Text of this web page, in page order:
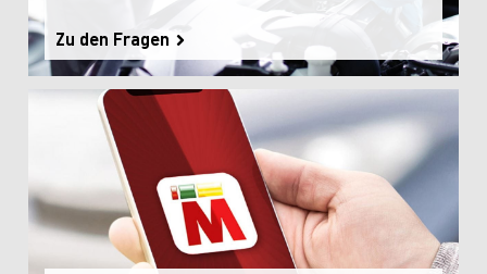
Zu den Fragen